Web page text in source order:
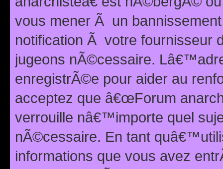
vous mener Ã un
notification Ã votre fournisseur
jugeons nÃ©cessaire.
enregistrÃ©e pour aider au
acceptez que â€œForum
verrouille nâ€™importe quel
nÃ©cessaire. En tant
informations que vous avez